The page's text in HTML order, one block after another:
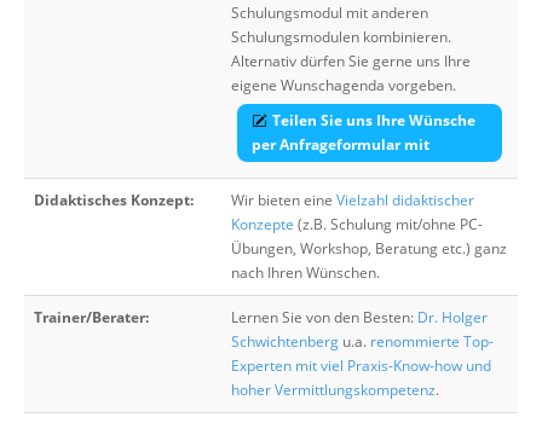
Schulungsmodul mit anderen
Schulungsmodulen kombinieren.
Alternativ dürfen Sie gerne uns Ihre
eigene Wunschagenda vorgeben.
Teilen Sie uns Ihre Wünsche
per Anfrageformular mit
Didaktisches Konzept: Wir bieten eine Vielzahl didaktischer
Konzepte (z.B. Schulung mit/ohne PC-
Übungen, Workshop, Beratung etc.) ganz
nach Ihren Wünschen.
Trainer/Berater: Lernen Sie von den Besten: Dr. Holger
Schwichtenberg u.a. renommierte Top-
Experten mit viel Praxis-Know-how und
hoher Vermittlungskompetenz.